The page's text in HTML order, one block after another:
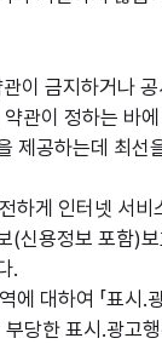
이 금지하거나
관이 정하는 바
제공하는데 최선
하게 인터넷 서비
(신용정보 포함)
.
에 대하여 「표시.
부당한 표시.광고